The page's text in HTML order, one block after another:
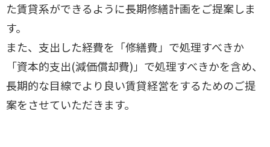
た賃貸系ができるように長期修繕計画をご提案しま
す。
また、支出した経費を「修繕費」で処理すべきか
「資本的支出(減価償却費)」で処理すべきかを含め、
長期的な目線でより良い賃貸経営をするためのご提
案をさせていただきます。